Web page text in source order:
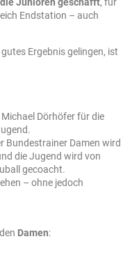
Endstation – auch
Ergebnis gelingen, ist
Dörhöfer für die
Bundestrainer Damen wird
die Jugend wird von
gecoacht.
– ohne jedoch
Damen: